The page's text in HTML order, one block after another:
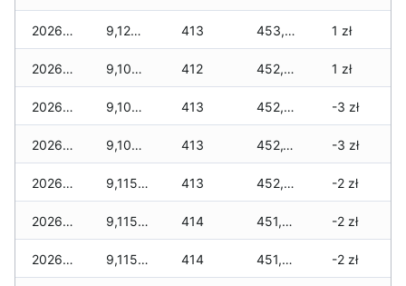
2026-02-11 9,125 zł 413 453,515 zł 1 zł
2026-02-10 9,105 zł 412 452,895 zł 1 zł
2026-02-09 9,105 zł 413 452,575 zł -3 zł
2026-02-08 9,105 zł 413 452,100 zł -3 zł
2026-02-07 9,115 zł 413 452,010 zł -2 zł
2026-02-06 9,115 zł 414 451,815 zł -2 zł
2026-02-05 9,115 zł 414 451,575 zł -2 zł